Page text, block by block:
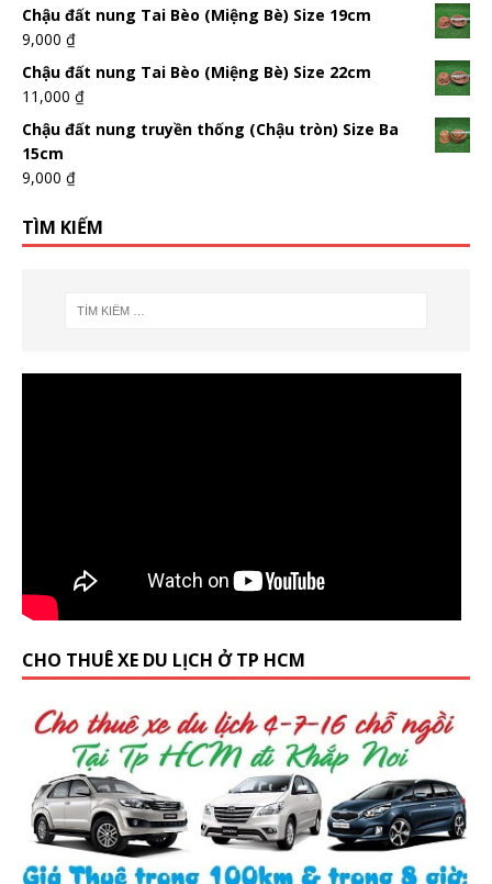
Chậu đất nung Tai Bèo (Miệng Bè) Size 19cm
9,000 ₫
Chậu đất nung Tai Bèo (Miệng Bè) Size 22cm
11,000 ₫
Chậu đất nung truyền thống (Chậu tròn) Size Ba
15cm
9,000 ₫
TÌM KIẾM
CHO THUÊ XE DU LỊCH Ở TP HCM